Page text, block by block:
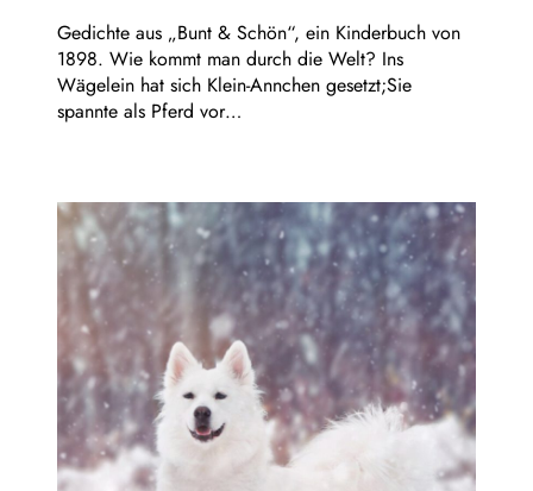
Gedichte aus „Bunt & Schön“, ein Kinderbuch von
1898. Wie kommt man durch die Welt? Ins
Wägelein hat sich Klein-Annchen gesetzt;Sie
spannte als Pferd vor…